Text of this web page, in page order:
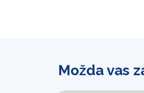
Možda vas